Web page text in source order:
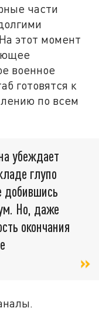
части
этот момент
военное
готовятся к
по всем
убеждает
глупо
добившись
Но, даже
окончания